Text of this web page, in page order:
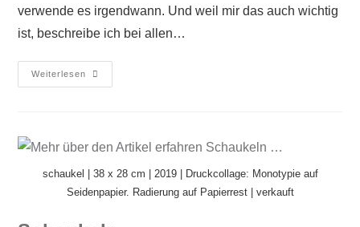
verwende es irgendwann. Und weil mir das auch wichtig
ist, beschreibe ich bei allen…
Weiterlesen
schaukel | 38 x 28 cm | 2019 | Druckcollage: Monotypie auf
Seidenpapier. Radierung auf Papierrest | verkauft